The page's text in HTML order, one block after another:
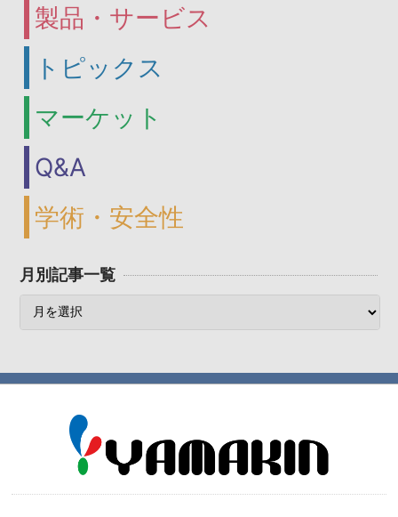
製品・サービス
トピックス
マーケット
Q&A
学術・安全性
月別記事一覧